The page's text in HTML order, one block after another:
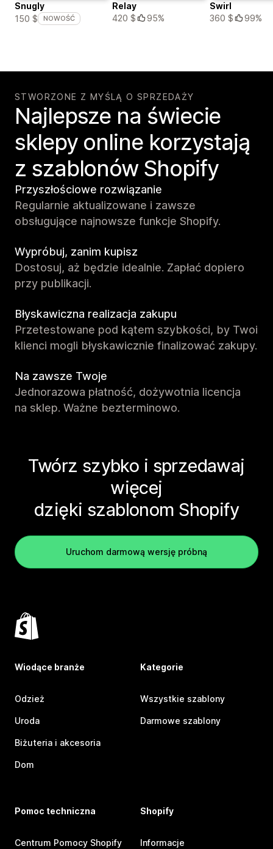
Snugly
150 $
NOWOŚĆ
Relay
420 $
95%
Swirl
360 $
99%
STWORZONE Z MYŚLĄ O SPRZEDAŻY
Najlepsze na świecie
sklepy online korzystają
z szablonów Shopify
Przyszłościowe rozwiązanie
Regularnie aktualizowane i zawsze
obsługujące najnowsze funkcje Shopify.
Wypróbuj, zanim kupisz
Dostosuj, aż będzie idealnie. Zapłać dopiero
przy publikacji.
Błyskawiczna realizacja zakupu
Przetestowane pod kątem szybkości, by Twoi
klienci mogli błyskawicznie finalizować zakupy.
Na zawsze Twoje
Jednorazowa płatność, dożywotnia licencja
na sklep. Ważne bezterminowo.
Twórz szybko i sprzedawaj
więcej
dzięki szablonom Shopify
Uruchom darmową wersję próbną
Wiodące branże
Odzież
Uroda
Biżuteria i akcesoria
Dom
Kategorie
Wszystkie szablony
Darmowe szablony
Pomoc techniczna
Centrum Pomocy Shopify
Shopify
Informacje